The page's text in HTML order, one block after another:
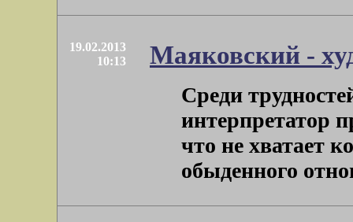
19.02.2013
10:13
Маяковский -
Среди
интерпретатор
что не хватает
обыденного